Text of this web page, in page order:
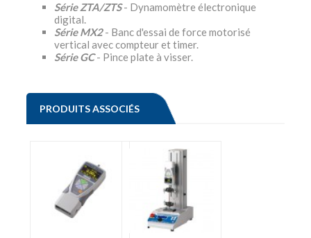
Série ZTA/ZTS- Dynamomètre électronique
digital.
Série MX2- Banc d'essai de force motorisé
vertical avec compteur et timer.
Série GC- Pince plate à visser.
PRODUITS ASSOCIÉS